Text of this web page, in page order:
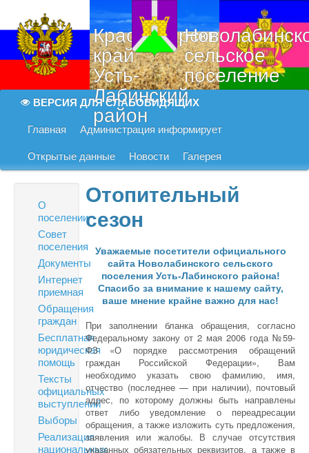
Краснодарский
край
Усть-
Лабинский
район
сельское
поселение
ВЕРСИЯ ДЛЯ СЛАБОВИДЯЩИХ
Главная Администрация информирует
Открытые данные Новости Галерея
О
поселении
Совет
поселения
Документы
Интернет
приемная
Обращения
граждан
Бесплатная
юридическая
помощь
Тексты
официальных
выступлений
Выборы
Реализация
национальных
Отопительный
сезон
Уважаемые посетители официального
сайта Новолабинского сельского
поселения Усть-Лабинского района!
Спасибо за внимание к нашему сайту,
ваше мнение крайне важно для нас!
При заполнении бланка обращения, согласно
Федеральному закону от 2 мая 2006 года №59-
ФЗ «О порядке рассмотрения обращений
граждан Российской Федерации», Вам
необходимо указать свою фамилию, имя,
отчество (последнее — при наличии), почтовый
адрес, по которому должны быть направлены
ответ либо уведомление о переадресации
обращения, а также изложить суть предложения,
заявления или жалобы. В случае отсутствия
указанных обязательных реквизитов, а также в